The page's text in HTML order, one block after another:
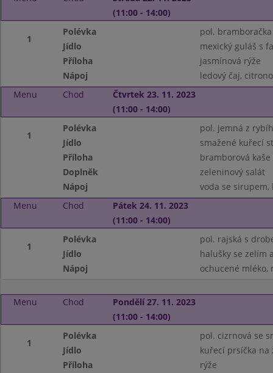
(11:00 - 14:00)
1
Polévka
pol. bramboračka
Jídlo
mexický guláš s
Příloha
jasmínová rýže
Nápoj
ledový čaj,
Menu
Chod
Čtvrtek 23. 11. 2023
(11:00 - 14:00)
1
Polévka
pol. jemná z
Jídlo
smažené kuřecí
Příloha
bramborová
Doplněk
zeleninový salát
Nápoj
voda se sirupem,
Menu
Chod
Pátek 24. 11. 2023
(11:00 - 14:00)
1
Polévka
pol. rajská s
Jídlo
halušky se zelím
Nápoj
ochucené
Menu Chod
Pondělí 27. 11. 2023
(11:00 - 14:00)
1
Polévka
pol. cizrnová se
Jídlo
kuřecí prsíčka na
Příloha
rýže